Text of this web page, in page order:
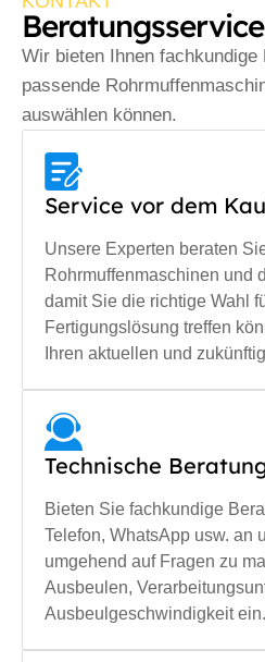
Beratungsservice
Wir bieten Ihnen
passende
auswählen können.
Service vor dem
Unsere Experten beraten
Rohrmuffenmaschinen und
damit Sie die richtige Wahl
Fertigungslösung treffen
Ihren aktuellen und
Technische
Bieten Sie fachkundige
Telefon, WhatsApp usw. an
umgehend auf Fragen zu
Ausbeulen,
Ausbeulgeschwindigkeit ein.